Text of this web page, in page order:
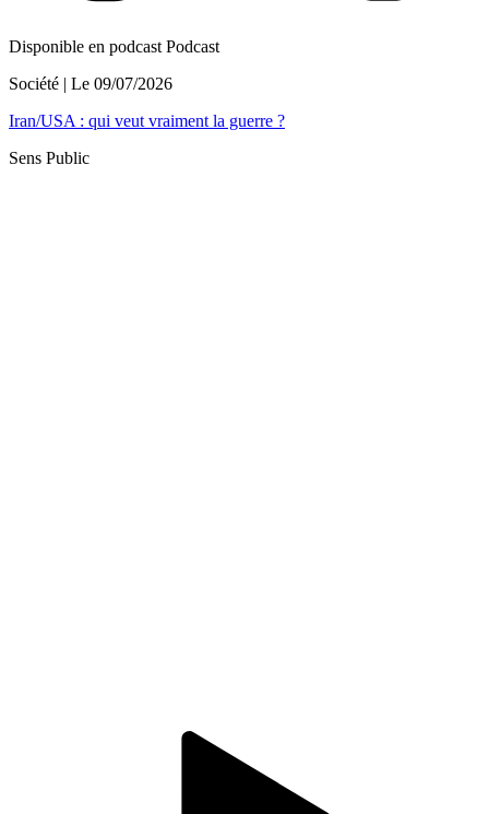
Disponible en podcast Podcast
Société | Le 09/07/2026
Iran/USA : qui veut vraiment la guerre ?
Sens Public